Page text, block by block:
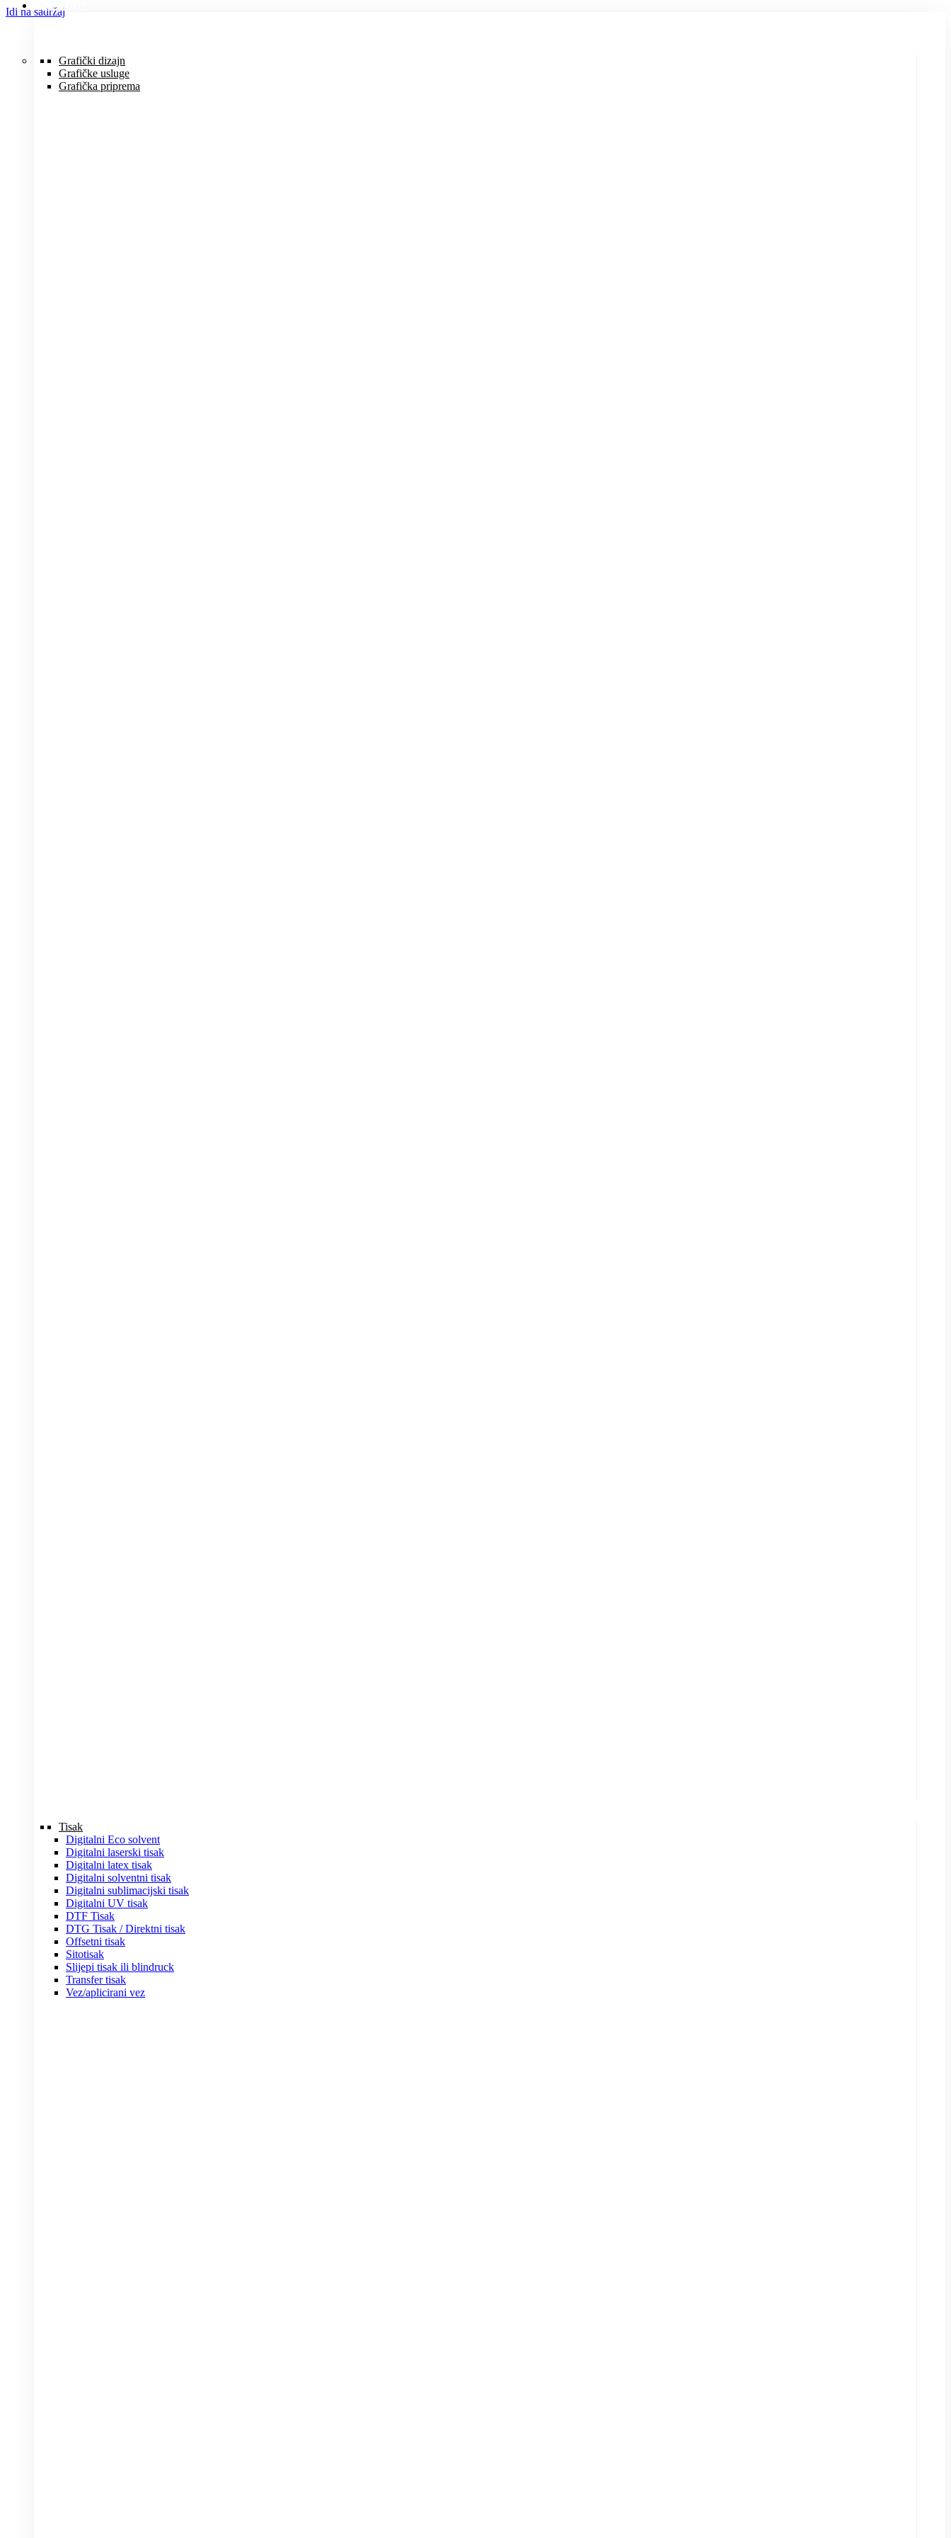
Idi na sadržajUSLUGE
Grafički dizajn
Grafičke usluge
Grafička priprema
Tisak
Digitalni Eco solvent
Digitalni laserski tisak
Digitalni latex tisak
Digitalni solventni tisak
Digitalni sublimacijski tisak
Digitalni UV tisak
DTF Tisak
DTG Tisak / Direktni tisak
Offsetni tisak
Sitotisak
Slijepi tisak ili blindruck
Transfer tisak
Vez/aplicirani vez